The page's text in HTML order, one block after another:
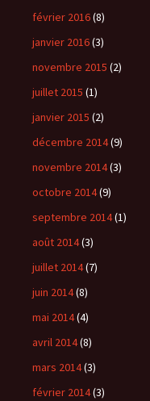
février 2016(8)
janvier 2016(3)
novembre 2015 (2)
juillet 2015 (1)
janvier 2015 (2)
décembre 2014(9)
novembre 2014(3)
octobre 2014(9)
septembre 2014(1)
août 2014(3)
juillet 2014(7)
juin 2014(8)
mai 2014(4)
avril 2014(8)
mars 2014(3)
février 2014(3)